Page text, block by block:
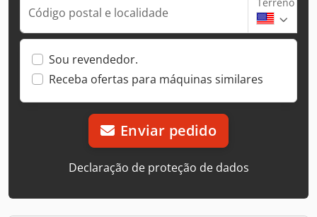
Código postal e localidade
Sou revendedor.
Receba ofertas para máquinas similares
Enviar pedido
Declaração de proteção de dados